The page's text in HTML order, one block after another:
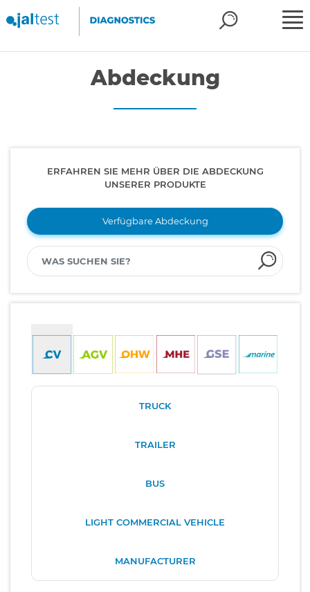
Abdeckung
ERFAHREN SIE MEHR ÜBER DIE ABDECKUNG
UNSERER PRODUKTE
Verfügbare Abdeckung
TRUCK
TRAILER
BUS
LIGHT COMMERCIAL VEHICLE
MANUFACTURER